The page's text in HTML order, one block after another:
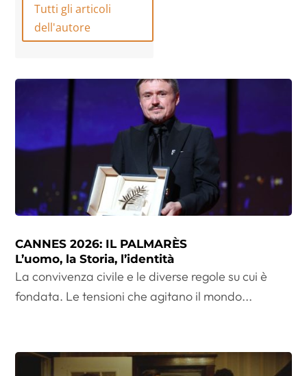
Tutti gli articoli
dell'autore
CANNES 2026: IL PALMARÈS
L’uomo, la Storia, l’identità
La convivenza civile e le diverse regole su cui è
fondata. Le tensioni che agitano il mondo...